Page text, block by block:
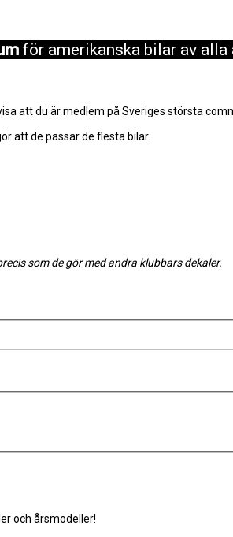
för amerikanska bilar av alla
att du är medlem på Sveriges största
att de passar de flesta bilar.
som de gör med andra klubbars dekaler.
och årsmodeller!